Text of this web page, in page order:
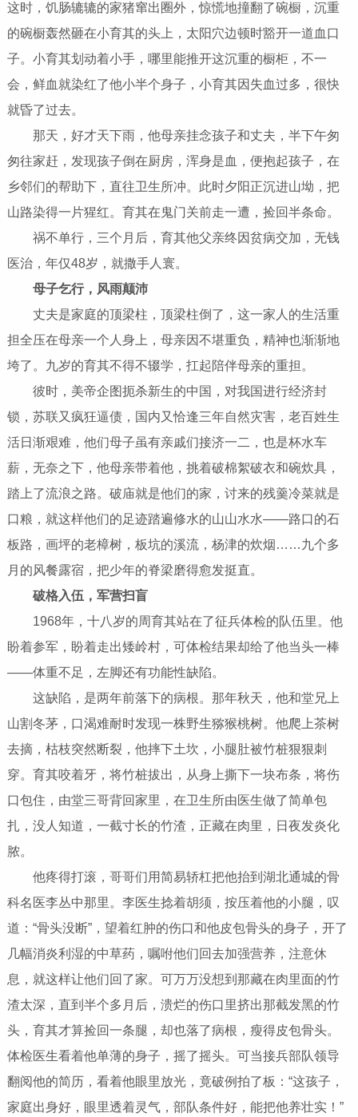
这时，饥肠辘辘的家猪窜出圈外，惊慌地撞翻了碗橱，沉重
的碗橱轰然砸在小育其的头上，太阳穴边顿时豁开一道血口
子。小育其划动着小手，哪里能推开这沉重的橱柜，不一
会，鲜血就染红了他小半个身子，小育其因失血过多，很快
就昏了过去。
那天，好才天下雨，他母亲挂念孩子和丈夫，半下午匆
匆往家赶，发现孩子倒在厨房，浑身是血，便抱起孩子，在
乡邻们的帮助下，直往卫生所冲。此时夕阳正沉进山坳，把
山路染得一片猩红。育其在鬼门关前走一遭，捡回半条命。
祸不单行，三个月后，育其他父亲终因贫病交加，无钱
医治，年仅48岁，就撒手人寰。
母子乞行，风雨颠沛
丈夫是家庭的顶梁柱，顶梁柱倒了，这一家人的生活重
担全压在母亲一个人身上，母亲因不堪重负，精神也渐渐地
垮了。九岁的育其不得不辍学，扛起陪伴母亲的重担。
彼时，美帝企图扼杀新生的中国，对我国进行经济封
锁，苏联又疯狂逼债，国内又恰逢三年自然灾害，老百姓生
活日渐艰难，他们母子虽有亲戚们接济一二，也是杯水车
薪，无奈之下，他母亲带着他，挑着破棉絮破衣和碗炊具，
踏上了流浪之路。破庙就是他们的家，讨来的残羹冷菜就是
口粮，就这样他们的足迹踏遍修水的山山水水——路口的石
板路，画坪的老樟树，板坑的溪流，杨津的炊烟……九个多
月的风餐露宿，把少年的脊梁磨得愈发挺直。
破格入伍，军营扫盲
1968年，十八岁的周育其站在了征兵体检的队伍里。他
盼着参军，盼着走出矮岭村，可体检结果却给了他当头一棒
——体重不足，左脚还有功能性缺陷。
这缺陷，是两年前落下的病根。那年秋天，他和堂兄上
山割冬茅，口渴难耐时发现一株野生猕猴桃树。他爬上茶树
去摘，枯枝突然断裂，他摔下土坎，小腿肚被竹桩狠狠刺
穿。育其咬着牙，将竹桩拔出，从身上撕下一块布条，将伤
口包住，由堂三哥背回家里，在卫生所由医生做了简单包
扎，没人知道，一截寸长的竹渣，正藏在肉里，日夜发炎化
脓。
他疼得打滚，哥哥们用简易轿杠把他抬到湖北通城的骨
科名医李丛中那里。李医生捻着胡须，按压着他的小腿，叹
道：“骨头没断”，望着红肿的伤口和他皮包骨头的身子，开了
几幅消炎利湿的中草药，嘱咐他们回去加强营养，注意休
息，就这样让他们回了家。可万万没想到那藏在肉里面的竹
渣太深，直到半个多月后，溃烂的伤口里挤出那截发黑的竹
头，育其才算捡回一条腿，却也落了病根，瘦得皮包骨头。
体检医生看着他单薄的身子，摇了摇头。可当接兵部队领导
翻阅他的简历，看着他眼里放光，竟破例拍了板：“这孩子，
家庭出身好，眼里透着灵气，部队条件好，能把他养壮实！”